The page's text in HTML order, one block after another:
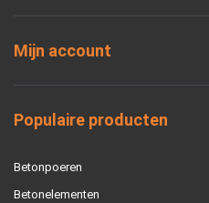
Mijn account
Populaire producten
Betonpoeren
Betonelementen